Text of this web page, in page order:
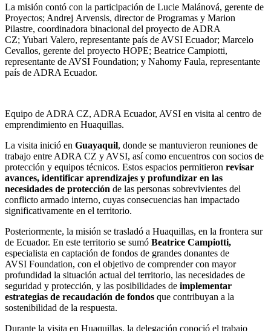
La misión contó con la participación de Lucie Malánová, gerente de
Proyectos; Andrej Arvensis, director de Programas y Marion
Pilastre, coordinadora binacional del proyecto de ADRA
CZ; Yubari Valero, representante país de AVSI Ecuador; Marcelo
Cevallos, gerente del proyecto HOPE; Beatrice Campiotti,
representante de AVSI Foundation; y Nahomy Faula, representante
país de ADRA Ecuador.
Equipo de ADRA CZ, ADRA Ecuador, AVSI en visita al centro de
emprendimiento en Huaquillas.
La visita inició en Guayaquil, donde se mantuvieron reuniones de
trabajo entre ADRA CZ y AVSI, así como encuentros con socios de
protección y equipos técnicos. Estos espacios permitieron revisar
avances, identificar aprendizajes y profundizar en las
necesidades de protección de las personas sobrevivientes del
conflicto armado interno, cuyas consecuencias han impactado
significativamente en el territorio.
Posteriormente, la misión se trasladó a Huaquillas, en la frontera sur
de Ecuador. En este territorio se sumó Beatrice Campiotti,
especialista en captación de fondos de grandes donantes de
AVSI Foundation, con el objetivo de comprender con mayor
profundidad la situación actual del territorio, las necesidades de
seguridad y protección, y las posibilidades de implementar
estrategias de recaudación de fondos que contribuyan a la
sostenibilidad de la respuesta.
Durante la visita en Huaquillas, la delegación conoció el trabajo